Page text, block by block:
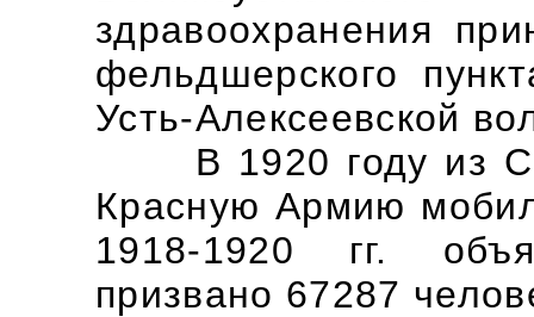
здравоохранения
фельдшерского
Усть-Алексеевской
В 1920 году из
Красную Армию
1918-1920 гг.
призвано 67287